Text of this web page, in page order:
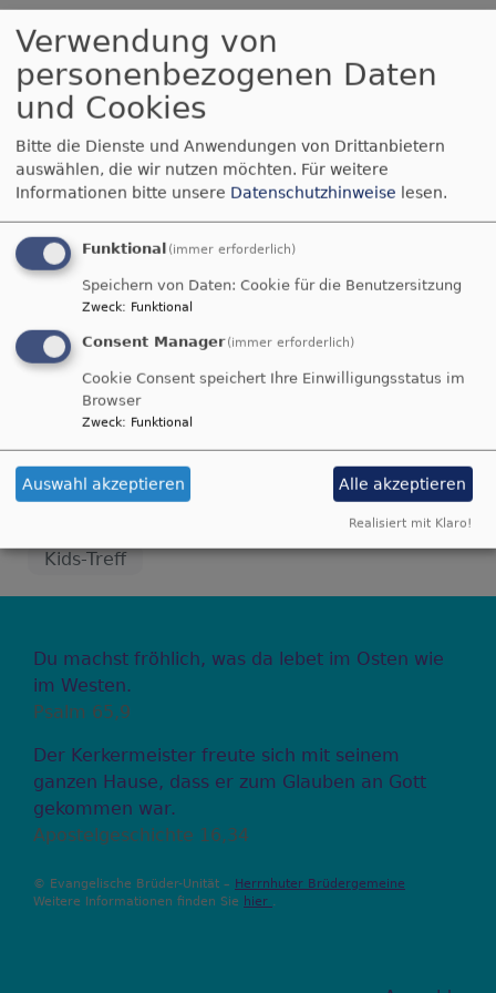
Kids-Treff am 12.
Oktober
Herzliche Einladung
zum Kids-Treff
von 14 - 15.30 Uhr!
* ohne Eltern
* abhängen, spielen, basteln, Filme schauen,
Theater spielen, Ausflüge und Aktionen
planen...Spaß haben!
Kids-Treff
Du machst fröhlich, was da lebet im Osten wie
im Westen.
Psalm 65,9
Der Kerkermeister freute sich mit seinem
ganzen Hause, dass er zum Glauben an Gott
gekommen war.
Apostelgeschichte 16,34
© Evangelische Brüder-Unität – Herrnhuter Brüdergemeine
Weitere Informationen finden Sie hier .
Verwendung von
personenbezogenen Daten
und Cookies
Bitte die Dienste und Anwendungen von Drittanbietern
auswählen, die wir nutzen möchten. Für weitere
Informationen bitte unsere Datenschutzhinweise lesen.
Funktional (immer erforderlich)
Speichern von Daten: Cookie für die Benutzersitzung
Zweck: Funktional
Consent Manager (immer erforderlich)
Cookie Consent speichert Ihre Einwilligungsstatus im
Browser
Zweck: Funktional
Auswahl akzeptieren Alle akzeptieren
Realisiert mit Klaro!